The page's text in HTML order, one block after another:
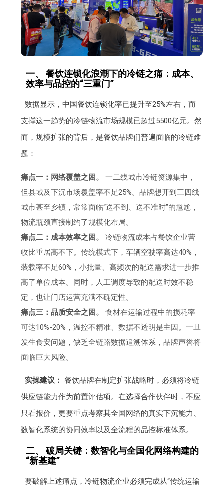
一、 餐饮连锁化浪潮下的冷链之痛：成本、
效率与品控的“三重门”
数据显示，中国餐饮连锁化率已提升至25%左右，而
支撑这一趋势的冷链物流市场规模已超过5500亿元。然
而，规模扩张的背后，是餐饮品牌们普遍面临的冷链难
题：
痛点一：网络覆盖之困。
一二线城市冷链资源集中，
但县域及下沉市场覆盖率不足25%。品牌想开到三四线
城市甚至乡镇，常常面临“送不到、送不准时”的尴尬，
物流瓶颈直接制约了规模化布局。
痛点二：成本效率之困。
冷链物流成本占餐饮企业营
收比重居高不下。传统模式下，车辆空驶率高达40%，
装载率不足60%，小批量、高频次的配送需求进一步推
高了单位成本。同时，人工调度导致的配送时效不稳
定，也让门店运营充满不确定性。
痛点三：品质安全之困。
食材在运输过程中的损耗率
可达10%-20%，温控不精准、数据不透明是主因。一旦
发生食安问题，缺乏全链路数据追溯体系，品牌声誉将
面临巨大风险。
实操建议： 餐饮品牌在制定扩张战略时，必须将冷链
供应链能力作为前置评估项。在选择合作伙伴时，不应
只看报价，更要重点考察其全国网络的真实下沉能力、
数智化系统的协同效率以及全流程的品控标准体系。
二、 破局关键：数智化与全国化网络构建的
“新基建”
要破解上述痛点，冷链物流企业必须完成从“传统运输